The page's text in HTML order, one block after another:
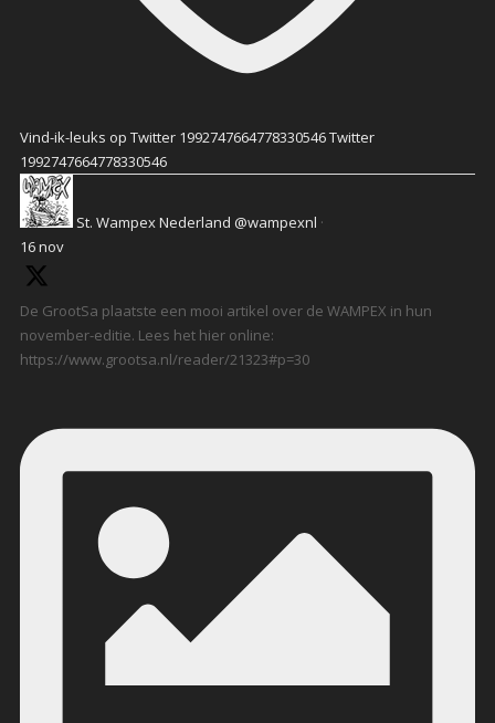
Vind-ik-leuks op Twitter 1992747664778330546Twitter
1992747664778330546
St. Wampex Nederland @wampexnl ·
16 nov
De GrootSa plaatste een mooi artikel over de WAMPEX in hun
november-editie. Lees het hier online:
https://www.grootsa.nl/reader/21323#p=30